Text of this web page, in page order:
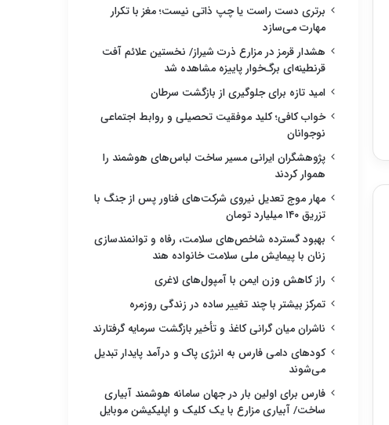
برتری دست راست یا چپ ذاتی نیست؛ مغز با تکرار
مهارت می‌سازد
هشدار قرمز در مزارع ذرت شیراز/ نخستین علائم آفت
قرنطینه‌ای برگ‌خوار پاییزه مشاهده شد
امید تازه برای جلوگیری از بازگشت سرطان
خواب کافی؛ کلید موفقیت تحصیلی و روابط اجتماعی
نوجوانان
پژوهشگران ایرانی مسیر ساخت لباس‌های هوشمند را
هموار کردند
مهار موج تعدیل نیروی شرکت‌های فناور پس از جنگ با
تزریق ۱۴۰ میلیارد تومان
بهبود گسترده شاخص‌های سلامت، رفاه و توانمندسازی
زنان با پیمایش ملی سلامت خانواده هند
راز کاهش وزن ایمن با آمپول‌های لاغری
تمرکز بیشتر با چند تغییر ساده در زندگی روزمره
ناشران میان گرانی کاغذ و تأخیر بازگشت سرمایه گرفتارند
کودهای دامی فارس به انرژی پاک و درآمد پایدار تبدیل
می‌شوند
فارس برای اولین بار در جهان سامانه هوشمند آبیاری
ساخت/ آبیاری مزارع با یک کلیک و اپلیکیشن موبایل